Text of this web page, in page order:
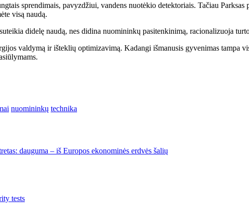
sprendimais, pavyzdžiui, vandens nuotėkio detektoriais. Tačiau
visą naudą.
didelę naudą, nes didina nuomininkų pasitenkinimą, racionalizuoja
valdymą ir išteklių optimizavimą. Kadangi išmanusis gyvenimas tampa
nuomininkų technika
dauguma – iš Europos ekonominės erdvės šalių
tests